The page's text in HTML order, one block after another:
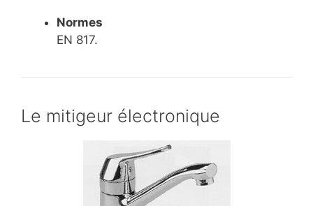
Normes
EN 817.
Le mitigeur électronique